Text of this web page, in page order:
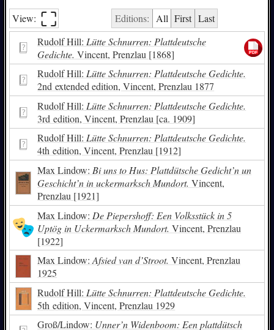
View: ⛶︎ Editions: All First Last
Rudolf Hill: Lütte Schnurren: Plattdeutsche
Gedichte. Vincent, Prenzlau [1868]
Rudolf Hill: Lütte Schnurren: Plattdeutsche Gedichte.
2nd extended edition, Vincent, Prenzlau 1877
Rudolf Hill: Lütte Schnurren: Plattdeutsche Gedichte.
3rd edition, Vincent, Prenzlau [ca. 1909]
Rudolf Hill: Lütte Schnurren: Plattdeutsche Gedichte.
4th edition, Vincent, Prenzlau [1912]
Max Lindow: Bi uns to Hus: Plattdütsche Gedicht’n un
Geschicht’n in uckermarksch Mundort. Vincent,
Prenzlau [1921]
Max Lindow: De Piepershoff: Een Volksstück in 5
Uptög in Uckermarksch Mundort. Vincent, Prenzlau
[1922]
Max Lindow: Afsied van d’Stroot. Vincent, Prenzlau
1925
Rudolf Hill: Lütte Schnurren: Plattdeutsche Gedichte.
5th edition, Vincent, Prenzlau 1929
Groß/Lindow: Unner’n Widenboom: Een plattdütsch